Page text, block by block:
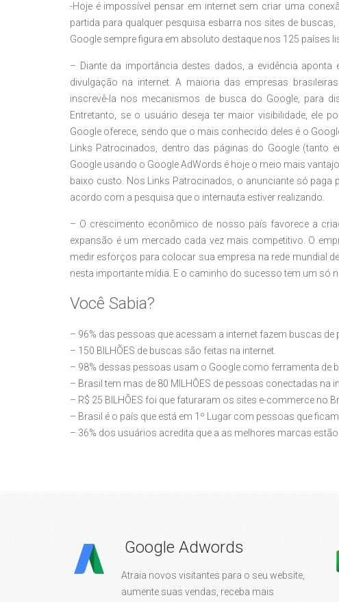
-Hoje é impossível pensar em internet sem criar uma
partida para qualquer pesquisa esbarra nos sites de
Google sempre figura em absoluto destaque nos 125 países
– Diante da importância destes dados, a evidência
divulgação na internet. A maioria das empresas
inscrevê-la nos mecanismos de busca do Google, para
Entretanto, se o usuário deseja ter maior visibilidade, ele
Google oferece, sendo que o mais conhecido deles é o
Links Patrocinados, dentro das páginas do Google
Google usando o Google AdWords é hoje o meio mais
baixo custo. Nos Links Patrocinados, o anunciante só paga
acordo com a pesquisa que o internauta estiver realizando.
– O crescimento econômico de nosso país favorece a
expansão é um mercado cada vez mais competitivo. O
medir esforços para colocar sua empresa na rede mundial
nesta importante mídia. E o caminho do sucesso tem um só
Você Sabia?
– 96% das pessoas que acessam a internet fazem buscas
– 150 BILHÕES de buscas são feitas na internet.
– 98% dessas pessoas usam o Google como ferramenta de
– Brasil tem mas de 80 MILHÔES de pessoas conectadas na
– R$ 25 BILHÕES foi que faturaram os sites e-commerce no
– Brasil é o país que está em 1º Lugar com pessoas que
– 36% dos usuários acredita que a as melhores marcas
Google Adwords
Atraia novos visitantes para o seu website,
aumente suas vendas, receba mais